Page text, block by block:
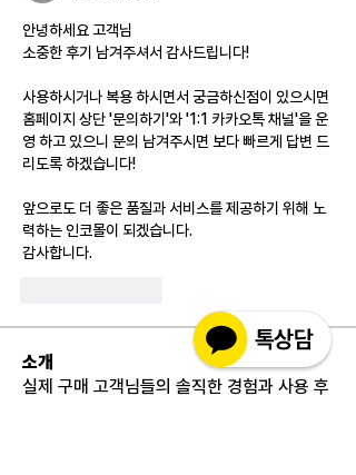
안녕하세요 고객님
소중한 후기 남겨주셔서 감사드립니다!
사용하시거나 복용 하시면서 궁금하신점이 있으시면
홈페이지 상단 '문의하기'와 '1:1 카카오톡 채널'을 운
영 하고 있으니 문의 남겨주시면 보다 빠르게 답변 드
리도록 하겠습니다!
앞으로도 더 좋은 품질과 서비스를 제공하기 위해 노
력하는 인코몰이 되겠습니다.
감사합니다.
소개
실제 구매 고객님들의 솔직한 경험과 사용 후